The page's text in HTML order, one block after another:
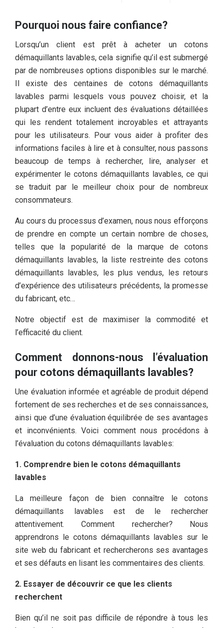
Pourquoi nous faire confiance?
Lorsqu’un client est prêt à acheter un cotons
démaquillants lavables, cela signifie qu’il est submergé
par de nombreuses options disponibles sur le marché.
Il existe des centaines de cotons démaquillants
lavables parmi lesquels vous pouvez choisir, et la
plupart d’entre eux incluent des évaluations détaillées
qui les rendent totalement incroyables et attrayants
pour les utilisateurs. Pour vous aider à profiter des
informations faciles à lire et à consulter, nous passons
beaucoup de temps à rechercher, lire, analyser et
expérimenter le cotons démaquillants lavables, ce qui
se traduit par le meilleur choix pour de nombreux
consommateurs.
Au cours du processus d’examen, nous nous efforçons
de prendre en compte un certain nombre de choses,
telles que la popularité de la marque de cotons
démaquillants lavables, la liste restreinte des cotons
démaquillants lavables, les plus vendus, les retours
d’expérience des utilisateurs précédents, la promesse
du fabricant, etc…
Notre objectif est de maximiser la commodité et
l’efficacité du client.
Comment donnons-nous l’évaluation
pour cotons démaquillants lavables?
Une évaluation informée et agréable de produit dépend
fortement de ses recherches et de ses connaissances,
ainsi que d’une évaluation équilibrée de ses avantages
et inconvénients. Voici comment nous procédons à
l’évaluation du cotons démaquillants lavables:
1. Comprendre bien le cotons démaquillants
lavables
La meilleure façon de bien connaître le cotons
démaquillants lavables est de le rechercher
attentivement. Comment rechercher? Nous
apprendrons le cotons démaquillants lavables sur le
site web du fabricant et rechercherons ses avantages
et ses défauts en lisant les commentaires des clients.
2. Essayer de découvrir ce que les clients
recherchent
Bien qu’il ne soit pas difficile de répondre à tous les